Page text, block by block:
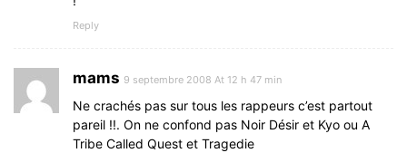
Reply
mams 9 septembre 2008 At 12 h 47 min
Ne crachés pas sur tous les rappeurs c’est partout
pareil !!. On ne confond pas Noir Désir et Kyo ou A
Tribe Called Quest et Tragedie